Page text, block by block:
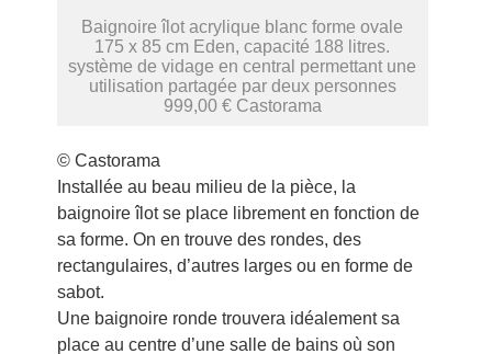
Baignoire îlot acrylique blanc forme ovale
175 x 85 cm Eden, capacité 188 litres.
système de vidage en central permettant une
utilisation partagée par deux personnes
999,00 € Castorama
© Castorama
Installée au beau milieu de la pièce, la
baignoire îlot se place librement en fonction de
sa forme. On en trouve des rondes, des
rectangulaires, d’autres larges ou en forme de
sabot.
Une baignoire ronde trouvera idéalement sa
place au centre d’une salle de bains où son